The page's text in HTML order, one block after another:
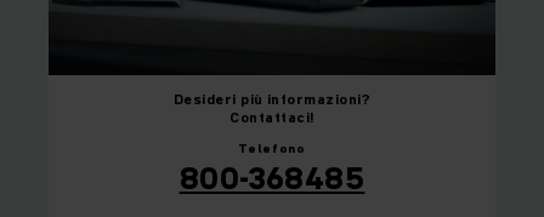
Desideri più informazioni?
Contattaci!
Telefono
800-368485